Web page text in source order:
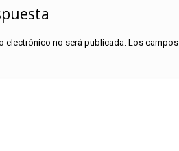
electrónico no será publicada. Los